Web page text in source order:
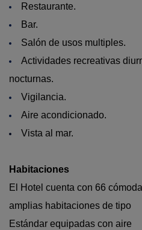
Restaurante.
Bar.
Salón de usos multiples.
Actividades recreativas
nocturnas.
Vigilancia.
Aire acondicionado.
Vista al mar.
Habitaciones
El Hotel cuenta con 66
amplias habitaciones de tipo
Estándar equipadas con aire